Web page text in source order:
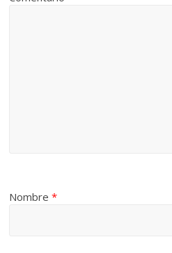
Nombre*